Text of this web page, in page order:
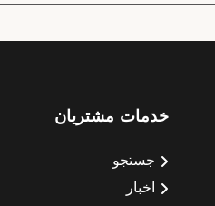
خدمات مشتریان
جستجو
اخبار